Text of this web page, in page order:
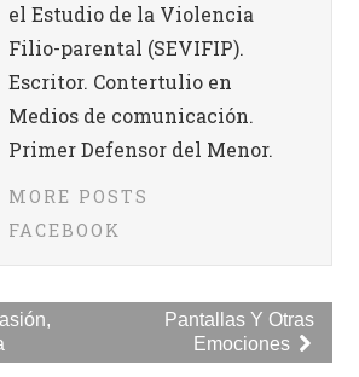
el Estudio de la Violencia
Filio-parental (SEVIFIP).
Escritor. Contertulio en
Medios de comunicación.
Primer Defensor del Menor.
MORE POSTS
FACEBOOK
Pantallas Y Otras
Emociones